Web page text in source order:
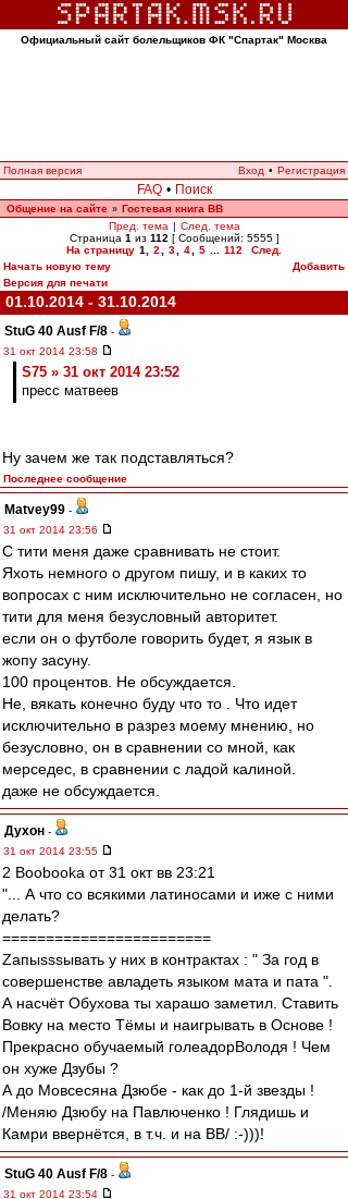
Официальный сайт болельщиков ФК "Спартак" Москва
Полная версия Вход • Регистрация
FAQ • Поиск
Общение на сайте » Гостевая книга ВВ
Пред. тема | След. тема
Страница 1 из 112 [ Сообщений: 5555 ]
На страницу 1 2 3 4 5 112
След.
Начать новую тему
Добавить
Версия для печати
01.10.2014 - 31.10.2014
StuG 40 Ausf F/8 -
31 окт 2014 23:58
S75 » 31 окт 2014 23:52
пресс матвеев
Ну зачем же так подставляться?
Последнее сообщение
Matvey99 -
31 окт 2014 23:56
С тити меня даже сравнивать не стоит.
Яхоть немного о другом пишу, и в каких то
вопросах с ним исключительно не согласен, но
тити для меня безусловный авторитет.
если он о футболе говорить будет, я язык в
жопу засуну.
100 процентов. Не обсуждается.
Не, вякать конечно буду что то . Что идет
исключительно в разрез моему мнению, но
безусловно, он в сравнении со мной, как
мерседес, в сравнении с ладой калиной.
даже не обсуждается.
Духон -
31 окт 2014 23:55
2 Boobooka от 31 окт вв 23:21
"... А что со всякими латиносами и иже с ними
делать?
========================
Zапыsssывать у них в контрактах : " За год в
совершенстве авладеть языком мата и пата ".
А насчёт Обухова ты харашо заметил. Ставить
Вовку на место Тёмы и наигрывать в Основе !
Прекрасно обучаемый голеадорВолодя ! Чем
он хуже Дзубы ?
А до Мовсесяна Дзюбе - как до 1-й звезды !
/Меняю Дзюбу на Павлюченко ! Глядишь и
Камри ввернётся, в т.ч. и на ВВ/ :-)))!
StuG 40 Ausf F/8 -
31 окт 2014 23:54